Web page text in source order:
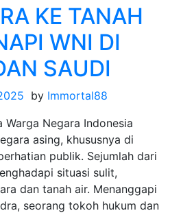
KE TANAH
WNI DI
SAUDI
by Immortal88
Warga Negara Indonesia
asing, khususnya di
publik. Sejumlah dari
situasi sulit,
dan tanah air. Menanggapi
seorang tokoh hukum dan